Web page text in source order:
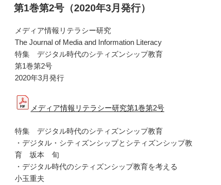
稿
日:
第1巻第2号（2020年3月発行）
メディア情報リテラシー研究
The Journal of Media and Information Literacy
特集 デジタル時代のシティズンシップ教育
第1巻第2号
2020年3月発行
メディア情報リテラシー研究第1巻第2号
特集 デジタル時代のシティズンシップ教育
・デジタル・シティズンシップとシティズンシップ教
育 坂本 旬
・デジタル時代のシティズンシップ教育を考える
小玉重夫